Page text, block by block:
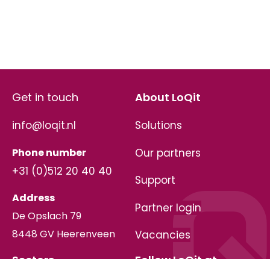
About LoQit
Solutions
Our partners
Support
Partner login
Vacancies
Get in touch
info@loqit.nl
Phone number
+31 (0)512 20 40 40
Address
De Opslach 79
8448 GV Heerenveen